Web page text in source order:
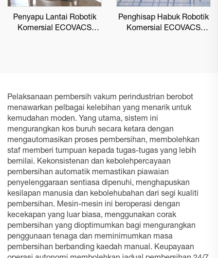
Penyapu Lantai Robotik
Komersial ECOVACS
Penghisap Habuk Robotik
Komersial ECOVACS
Pelaksanaan pembersih vakum perindustrian berobot
menawarkan pelbagai kelebihan yang menarik untuk
kemudahan moden. Yang utama, sistem ini
mengurangkan kos buruh secara ketara dengan
mengautomasikan proses pembersihan, membolehkan
staf memberi tumpuan kepada tugas-tugas yang lebih
bernilai. Kekonsistenan dan kebolehpercayaan
pembersihan automatik memastikan piawaian
penyelenggaraan sentiasa dipenuhi, menghapuskan
kesilapan manusia dan kebolehubahan dari segi kualiti
pembersihan. Mesin-mesin ini beroperasi dengan
kecekapan yang luar biasa, menggunakan corak
pembersihan yang dioptimumkan bagi mengurangkan
penggunaan tenaga dan meminimumkan masa
pembersihan berbanding kaedah manual. Keupayaan